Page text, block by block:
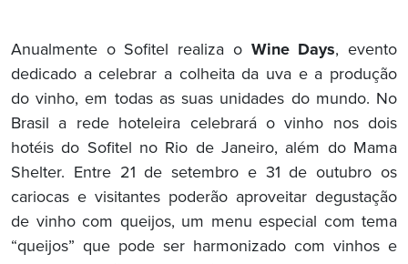
Anualmente o Sofitel realiza o Wine Days, evento
dedicado a celebrar a colheita da uva e a produção
do vinho, em todas as suas unidades do mundo. No
Brasil a rede hoteleira celebrará o vinho nos dois
hotéis do Sofitel no Rio de Janeiro, além do Mama
Shelter. Entre 21 de setembro e 31 de outubro os
cariocas e visitantes poderão aproveitar degustação
de vinho com queijos, um menu especial com tema
“queijos” que pode ser harmonizado com vinhos e